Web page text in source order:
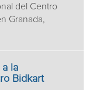
del Centro
Granada,
la
Bidkart